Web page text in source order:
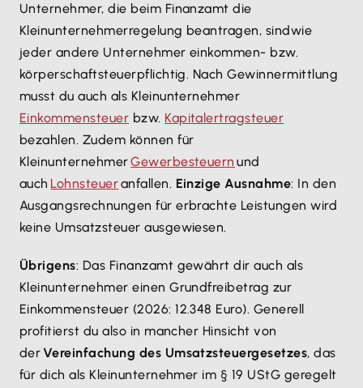
Unternehmer, die beim Finanzamt die
Kleinunternehmerregelung beantragen, sindwie
jeder andere Unternehmer einkommen- bzw.
körperschaftsteuerpflichtig. Nach Gewinnermittlung
musst du auch als Kleinunternehmer
Einkommensteuer bzw. Kapitalertragsteuer
bezahlen. Zudem können für
KleinunternehmerGewerbesteuern und
auch Lohnsteueranfallen. Einzige Ausnahme: In den
Ausgangsrechnungen für erbrachte Leistungen wird
keine Umsatzsteuer ausgewiesen.
Übrigens: Das Finanzamt gewährt dir auch als
Kleinunternehmer einen Grundfreibetrag zur
Einkommensteuer (2026: 12.348 Euro). Generell
profitierst du also in mancher Hinsicht von
der Vereinfachung des Umsatzsteuergesetzes, das
für dich als Kleinunternehmer im § 19 UStG geregelt